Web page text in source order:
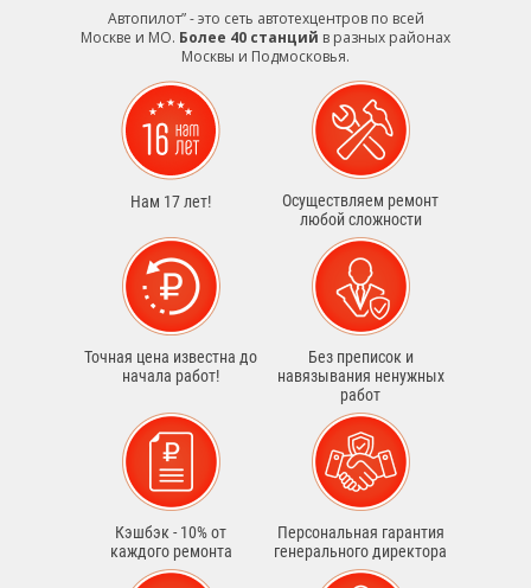
Автопилот” - это сеть автотехцентров по всей
Москве и МО. Более 40 станций в разных районах
Москвы и Подмосковья.
Нам 17 лет!
Осуществляем ремонт
любой сложности
Точная цена известна до
начала работ!
Без преписок и
навязывания ненужных
работ
Кэшбэк - 10% от
каждого ремонта
Персональная гарантия
генерального директора